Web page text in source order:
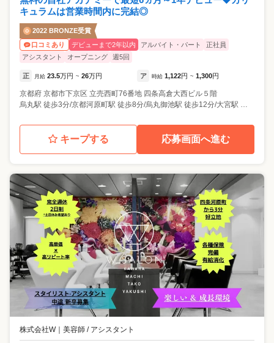
キュラムは営業時間内に完結◎
2022 BRONZE受賞
口コミあり
デビューまで2年以内 アルバイト・パート
正社員
アシスタント
オープニング 週5回
正 月給 23.5万円 ~ 26万円 ア 時給 1,122円 ~ 1,300円
京都府 京都市下京区 立売西町76番地 四条高倉大西ビル５階
烏丸駅 徒歩3分/京都河原町駅 徒歩8分/烏丸御池駅 徒歩12分/大宮駅 徒歩15分
キープする 応募画面へ進む
株式会社W｜ 美容師 / アシスタント